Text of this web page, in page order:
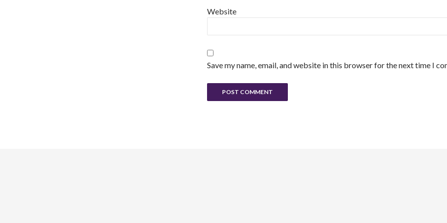
Website
Save my name, email, and website in this browser for the next time I